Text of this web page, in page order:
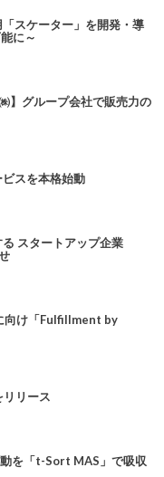
スケーター」を開発・導
に～
】グループ会社で販売力の
スを本格始動
スタートアップ企業
向け「Fulfillment by
リリース
を「t-Sort MAS」で吸収